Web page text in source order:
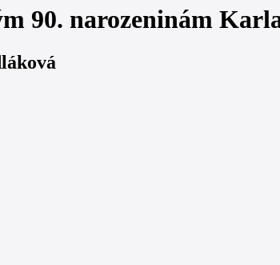
90. narozeninám